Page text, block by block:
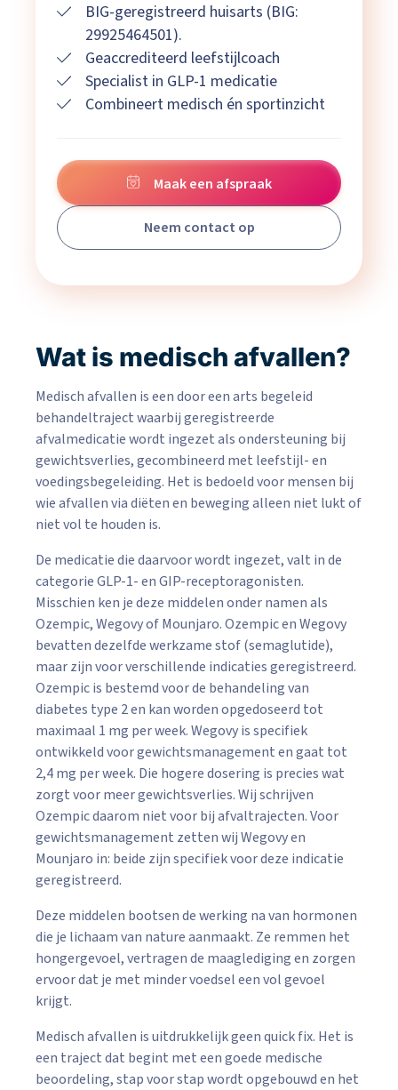
BIG-geregistreerd huisarts (BIG:
29925464501).
Geaccrediteerd leefstijlcoach
Specialist in GLP-1 medicatie
Combineert medisch én sportinzicht
Maak een afspraak
Neem contact op
Wat is medisch afvallen?
Medisch afvallen is een door een arts begeleid
behandeltraject waarbij geregistreerde
afvalmedicatie wordt ingezet als ondersteuning bij
gewichtsverlies, gecombineerd met leefstijl- en
voedingsbegeleiding. Het is bedoeld voor mensen bij
wie afvallen via diëten en beweging alleen niet lukt of
niet vol te houden is.
De medicatie die daarvoor wordt ingezet, valt in de
categorie GLP-1- en GIP-receptoragonisten.
Misschien ken je deze middelen onder namen als
Ozempic, Wegovy of Mounjaro. Ozempic en Wegovy
bevatten dezelfde werkzame stof (semaglutide),
maar zijn voor verschillende indicaties geregistreerd.
Ozempic is bestemd voor de behandeling van
diabetes type 2 en kan worden opgedoseerd tot
maximaal 1 mg per week. Wegovy is specifiek
ontwikkeld voor gewichtsmanagement en gaat tot
2,4 mg per week. Die hogere dosering is precies wat
zorgt voor meer gewichtsverlies. Wij schrijven
Ozempic daarom niet voor bij afvaltrajecten. Voor
gewichtsmanagement zetten wij Wegovy en
Mounjaro in: beide zijn specifiek voor deze indicatie
geregistreerd.
Deze middelen bootsen de werking na van hormonen
die je lichaam van nature aanmaakt. Ze remmen het
hongergevoel, vertragen de maaglediging en zorgen
ervoor dat je met minder voedsel een vol gevoel
krijgt.
Medisch afvallen is uitdrukkelijk geen quick fix. Het is
een traject dat begint met een goede medische
beoordeling, stap voor stap wordt opgebouwd en het